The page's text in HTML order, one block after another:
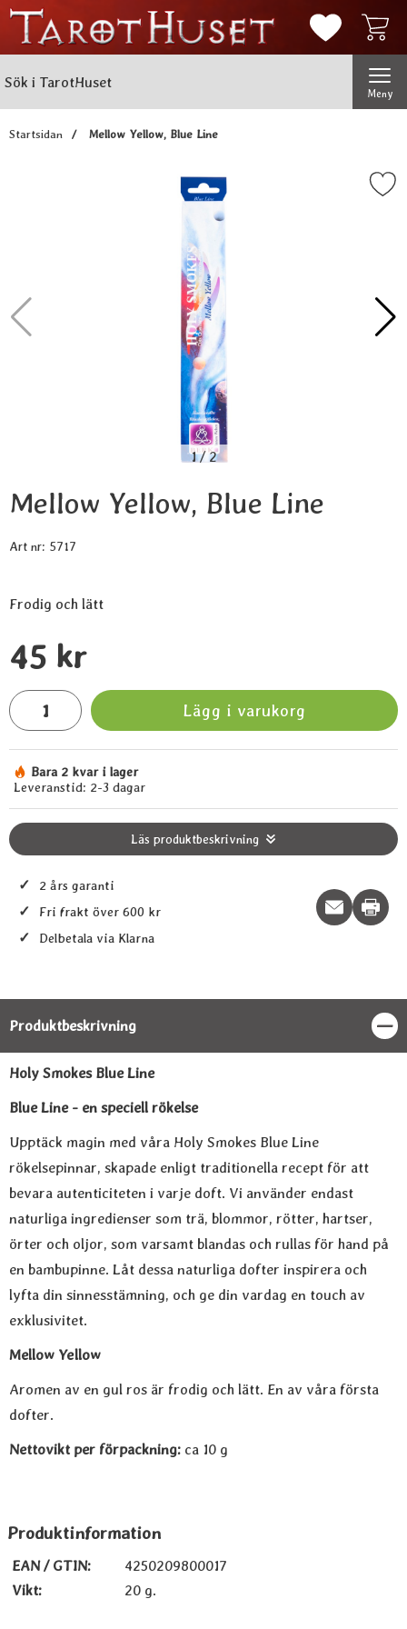
Mina
Meny
Startsidan Mellow Yellow, Blue Line
Markera mellow Yellow,
1/2
Mellow Yellow, Blue Line
Art nr: 5717
Frodig och lätt
pris
45 kr
antal
Lägg i varukorg
Tillgänglighet:
Bara 2 kvar i lager
Leveranstid: 2-3 dagar
Läs produktbeskrivning
✓ 2 års garanti
✓ Fri frakt över 600 kr
✓ Delbetala via Klarna
Print
Produktbeskrivning
Produktbeskrivning
Holy Smokes Blue Line
Blue Line - en speciell rökelse
Upptäck magin med våra Holy Smokes Blue Line
rökelsepinnar, skapade enligt traditionella recept för att
bevara autenticiteten i varje doft. Vi använder endast
naturliga ingredienser som trä, blommor, rötter, hartser,
örter och oljor, som varsamt blandas och rullas för hand på
en bambupinne. Låt dessa naturliga dofter inspirera och
lyfta din sinnesstämning, och ge din vardag en touch av
exklusivitet.
Mellow Yellow
Aromen av en gul ros är frodig och lätt. En av våra första
dofter.
Nettovikt per förpackning: ca 10 g
Produktinformation
EAN / GTIN:
4250209800017
Vikt:
20 g.